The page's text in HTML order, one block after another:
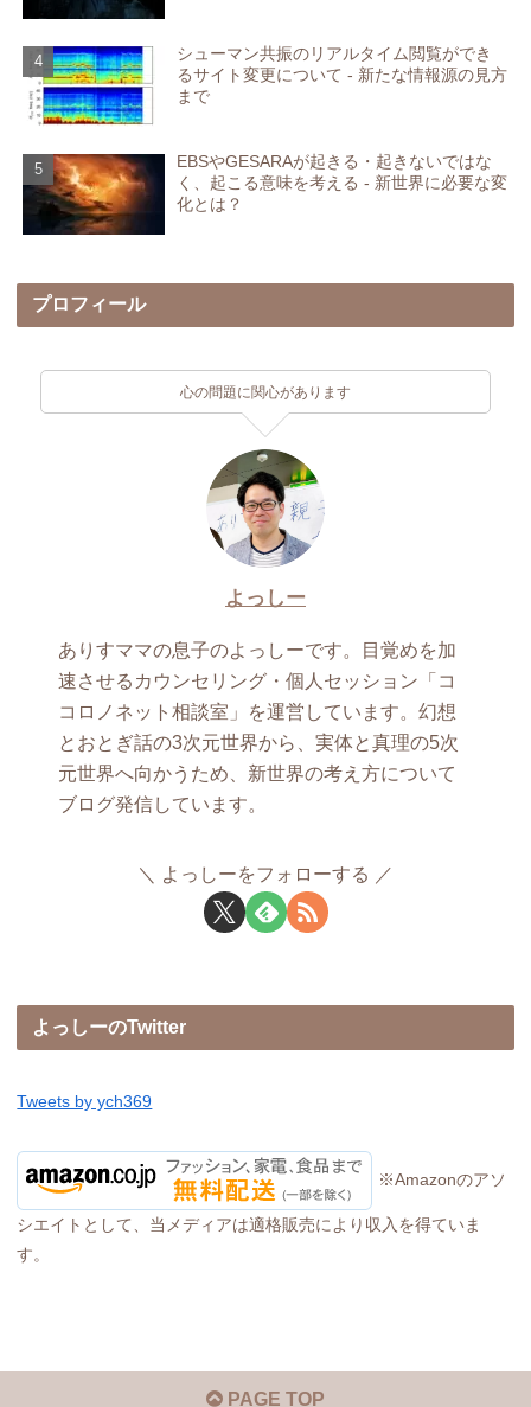
シューマン共振のリアルタイム閲覧ができ
るサイト変更について - 新たな情報源の見方
まで
EBSやGESARAが起きる・起きないではな
く、起こる意味を考える - 新世界に必要な変
化とは？
プロフィール
心の問題に関心があります
よっしー
ありすママの息子のよっしーです。目覚めを加
速させるカウンセリング・個人セッション「コ
コロノネット相談室」を運営しています。幻想
とおとぎ話の3次元世界から、実体と真理の5次
元世界へ向かうため、新世界の考え方について
ブログ発信しています。
よっしーをフォローする
よっしーのTwitter
Tweets by ych369
※Amazonのアソ
シエイトとして、当メディアは適格販売により収入を得ていま
す。
PAGE TOP